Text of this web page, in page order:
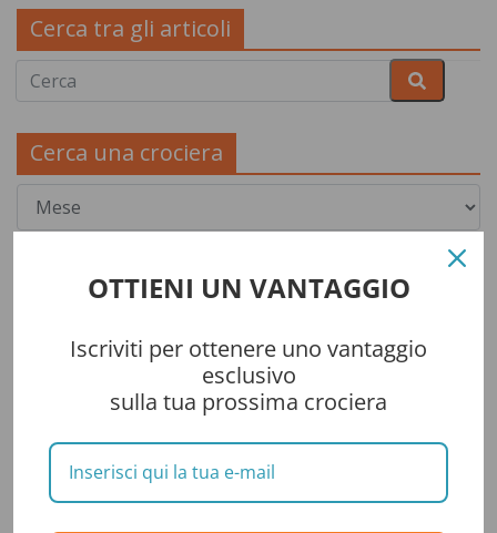
Cerca tra gli articoli
Cerca una crociera
OTTIENI UN VANTAGGIO
Iscriviti per ottenere uno vantaggio
esclusivo
sulla tua prossima crociera